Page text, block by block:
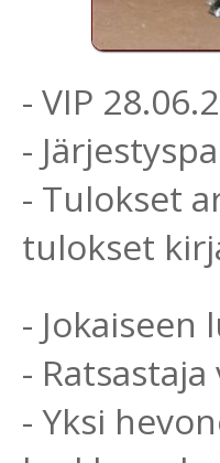
- VIP
-
- Tulokset
tulokset
- Jokaiseen
-
- Yksi